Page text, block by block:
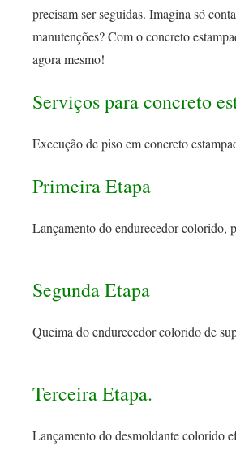
precisam ser seguidas. Imagina só
manutenções? Com o concreto
agora mesmo!
Serviços para concreto
Execução de piso em concreto
Primeira Etapa
Lançamento do endurecedor colorido,
Segunda Etapa
Queima do endurecedor colorido de
Terceira Etapa.
Lançamento do desmoldante colorido